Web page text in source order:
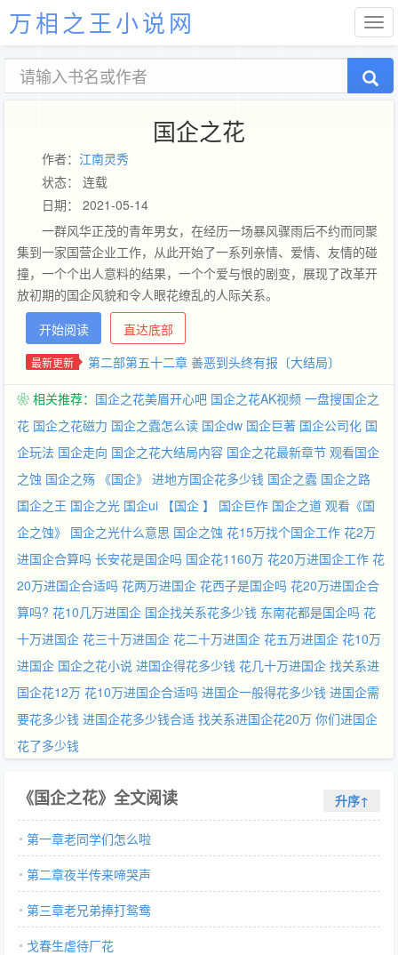
万相之王小说网
国企之花
作者： 江南灵秀
状态： 连载
日期： 2021-05-14
一群风华正茂的青年男女，在经历一场暴风骤雨后不约而同聚
集到一家国营企业工作，从此开始了一系列亲情、爱情、友情的碰
撞，一个个出人意料的结果，一个个爱与恨的剧变，展现了改革开
放初期的国企风貌和令人眼花缭乱的人际关系。
开始阅读
直达底部
最新更新 第二部第五十二章 善恶到头终有报〔大结局〕
❀ 相关推荐： 国企之花美眉开心吧 国企之花AK视频 一盘搜国企之
花 国企之花磁力 国企之蠹怎么读 国企dw 国企巨著 国企公司化 国
企玩法 国企走向 国企之花大结局内容 国企之花最新章节 观看国企
之蚀 国企之殇 《国企》 进地方国企花多少钱 国企之蠹 国企之路
国企之王 国企之光 国企ui 【国企 】 国企巨作 国企之道 观看《国
企之蚀》 国企之光什么意思 国企之蚀 花15万找个国企工作 花2万
进国企合算吗 长安花是国企吗 国企花1160万 花20万进国企工作 花
20万进国企合适吗 花两万进国企 花西子是国企吗 花20万进国企合
算吗? 花10几万进国企 国企找关系花多少钱 东南花都是国企吗 花
十万进国企 花三十万进国企 花二十万进国企 花五万进国企 花10万
进国企 国企之花小说 进国企得花多少钱 花几十万进国企 找关系进
国企花12万 花10万进国企合适吗 进国企一般得花多少钱 进国企需
要花多少钱 进国企花多少钱合适 找关系进国企花20万 你们进国企
花了多少钱
《国企之花》全文阅读 升序↑
第一章老同学们怎么啦
第二章夜半传来啼哭声
第三章老兄弟捧打鸳鸯
戈春生虐待厂花